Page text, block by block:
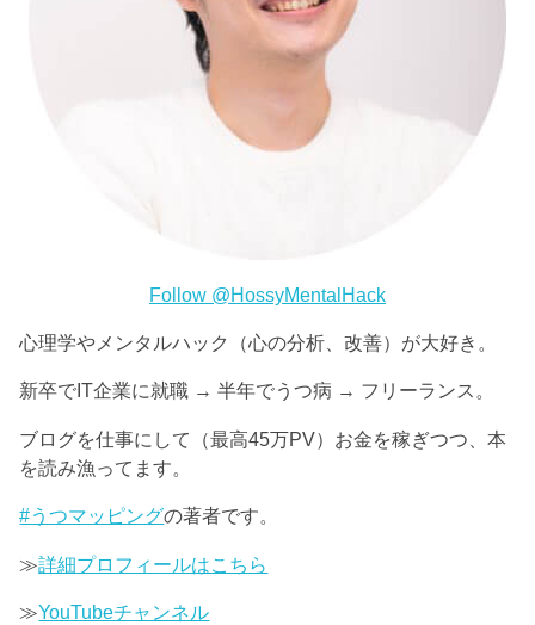
Follow @HossyMentalHack
心理学やメンタルハック（心の分析、改善）が大好き。
新卒でIT企業に就職 → 半年でうつ病 → フリーランス。
ブログを仕事にして（最高45万PV）お金を稼ぎつつ、本
を読み漁ってます。
#うつマッピングの著者です。
≫詳細プロフィールはこちら
≫YouTubeチャンネル